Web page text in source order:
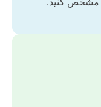
مشخص کنید.